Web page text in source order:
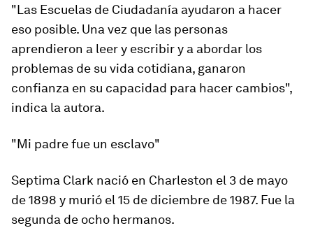
"Las Escuelas de Ciudadanía ayudaron a hacer
eso posible. Una vez que las personas
aprendieron a leer y escribir y a abordar los
problemas de su vida cotidiana, ganaron
confianza en su capacidad para hacer cambios",
indica la autora.
"Mi padre fue un esclavo"
Septima Clark nació en Charleston el 3 de mayo
de 1898 y murió el 15 de diciembre de 1987. Fue la
segunda de ocho hermanos.